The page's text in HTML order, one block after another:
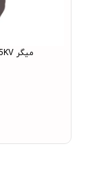
میگر 5KV دیجیتال یونی تی مدل UNI-T UT-513A